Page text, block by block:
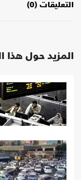
التعليقات (0)
المزيد حول